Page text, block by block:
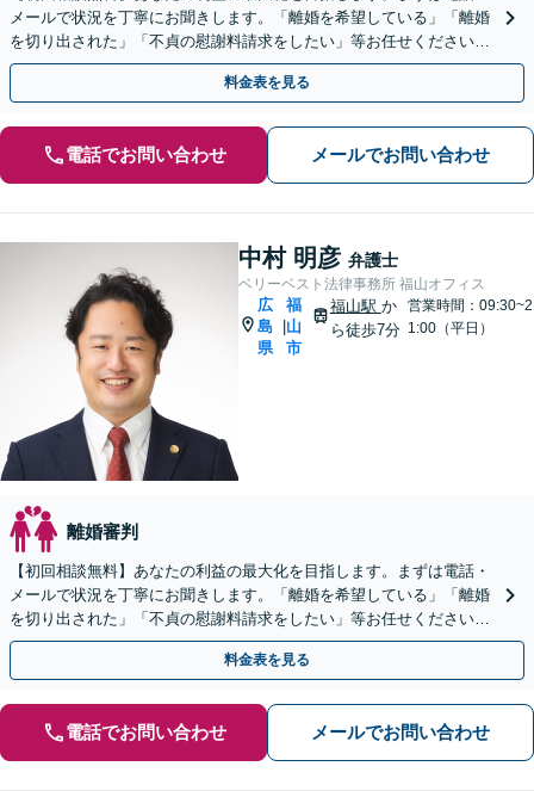
メールで状況を丁寧にお聞きします。「離婚を希望している」「離婚
を切り出された」「不貞の慰謝料請求をしたい」等お任せください。
【リーズナブルな料金設定】
料金表を見る
電話でお問い合わせ メールでお問い合わせ
中村 明彦 弁護士
ベリーベスト法律事務所 福山オフィス
広
島
県
福
山
市
福山駅 か
ら徒歩7分
営業時間：09:30~2
1:00（平日）
離婚審判
【初回相談無料】あなたの利益の最大化を目指します。まずは電話・
メールで状況を丁寧にお聞きします。「離婚を希望している」「離婚
を切り出された」「不貞の慰謝料請求をしたい」等お任せください。
【リーズナブルな料金設定】
料金表を見る
電話でお問い合わせ メールでお問い合わせ